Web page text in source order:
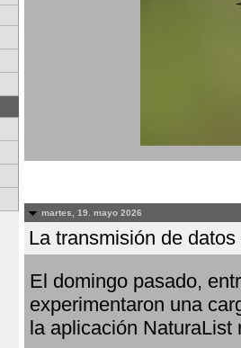
martes, 19. mayo 2026
La transmisión de
El domingo pasado,
experimentaron una
la aplicación NaturaList